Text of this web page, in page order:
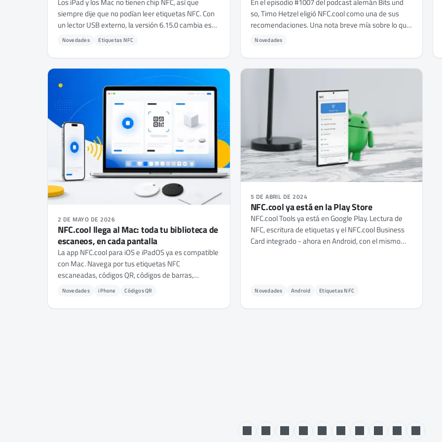
siempre dije que no podían leer etiquetas NFC. Con
un lector USB externo, la versión 6.15.0 cambia eso
- aquí te cuento cómo funciona y de dónde salió.
Novedades Etiquetas NFC
so, Timo Hetzel eligió NFC.cool como una de sus
recomendaciones. Una nota breve mía sobre lo que
eso significa.
Novedades
2 DE MAYO DE 2026
NFC.cool llega al Mac: toda tu biblioteca de
escaneos, en cada pantalla
La app NFC.cool para iOS e iPadOS ya es compatible
con Mac. Navega por tus etiquetas NFC
escaneadas, códigos QR, códigos de barras,
documentos, modelos 3D y escaneos de
habitaciones - todo sincronizado por iCloud.
Además: usa la cámara de tu Mac como escáner de
Novedades iPhone Códigos QR
5 DE ABRIL DE 2024
NFC.cool ya está en la Play Store
NFC.cool Tools ya está en Google Play. Lectura de
NFC, escritura de etiquetas y el NFC.cool Business
Card integrado - ahora en Android, con el mismo
Novedades Android Etiquetas NFC